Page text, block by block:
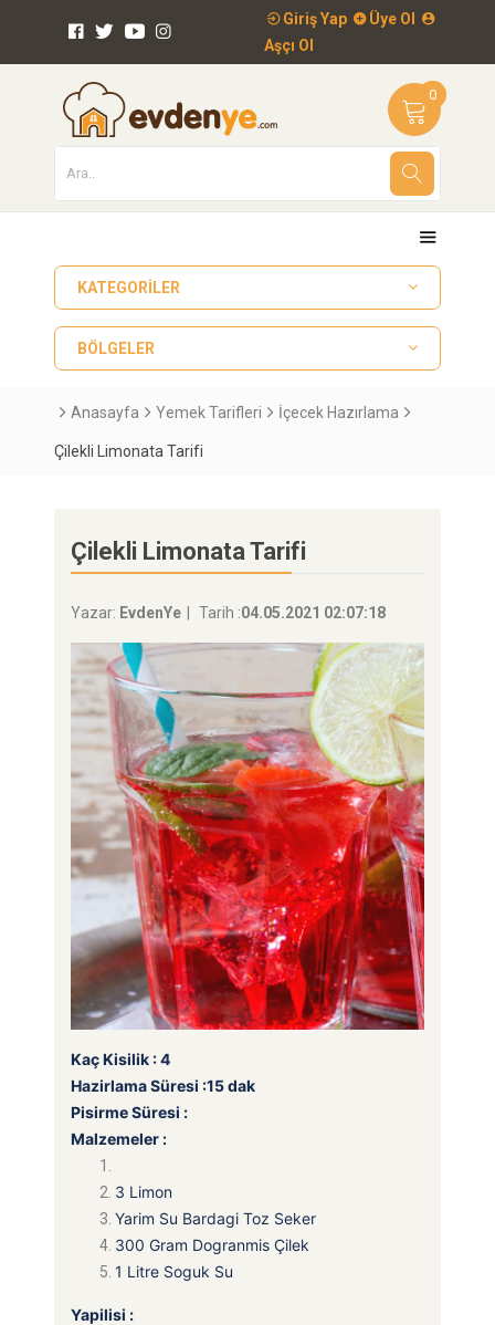
Giriş Yap
Üye Ol
Aşçı Ol
0
KATEGORILER
BÖLGELER
Anasayfa Yemek Tarifleri İçecek Hazırlama
Çilekli Limonata Tarifi
Çilekli Limonata Tarifi
Yazar: EvdenYe Tarih :04.05.2021 02:07:18
Kaç Kisilik : 4
Hazirlama Süresi :15 dak
Pisirme Süresi :
Malzemeler :
3 Limon
Yarim Su Bardagi Toz Seker
300 Gram Dogranmis Çilek
1 Litre Soguk Su
Yapilisi :